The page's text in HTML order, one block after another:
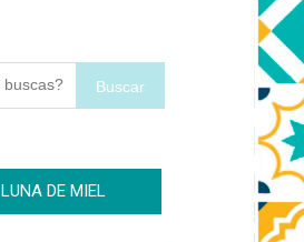
Buscar
LUNA DE MIEL